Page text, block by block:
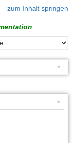
zum Inhalt springen